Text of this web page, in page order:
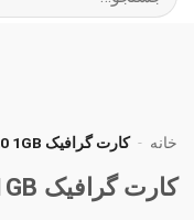
برای:
خانه - کارت گرافیک AMD RADEON R5 220 1GB
کارت گرافیک AMD Radeon R5 220 1GB